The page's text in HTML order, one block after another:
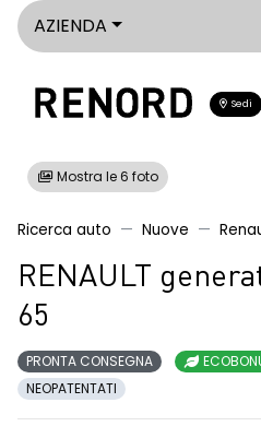
AZIENDA
Sedi
Mostra le 6 foto
Ricerca auto Nuove
RENAULT
65
PRONTA CONSEGNA
NEOPATENTATI